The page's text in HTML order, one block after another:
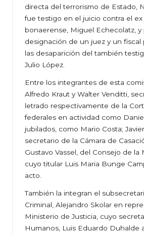
directa del terrorismo de Estado,
fue testigo en el juicio contra el
bonaerense, Miguel Echecolatz, y
designación de un juez y un fiscal
las desaparición del también
Julio López.
Entre los integrantes de esta
Alfredo Kraut y Walter Venditti,
letrado respectivamente de la
federales en actividad como
jubilados, como Mario Costa;
secretario de la Cámara de
Gustavo Vassel, del Consejo de la
cuyo titular Luis Maria Bunge
acto.
También la integran el
Criminal, Alejandro Skolar en
Ministerio de Justicia, cuyo
Humanos, Luis Eduardo Duhalde